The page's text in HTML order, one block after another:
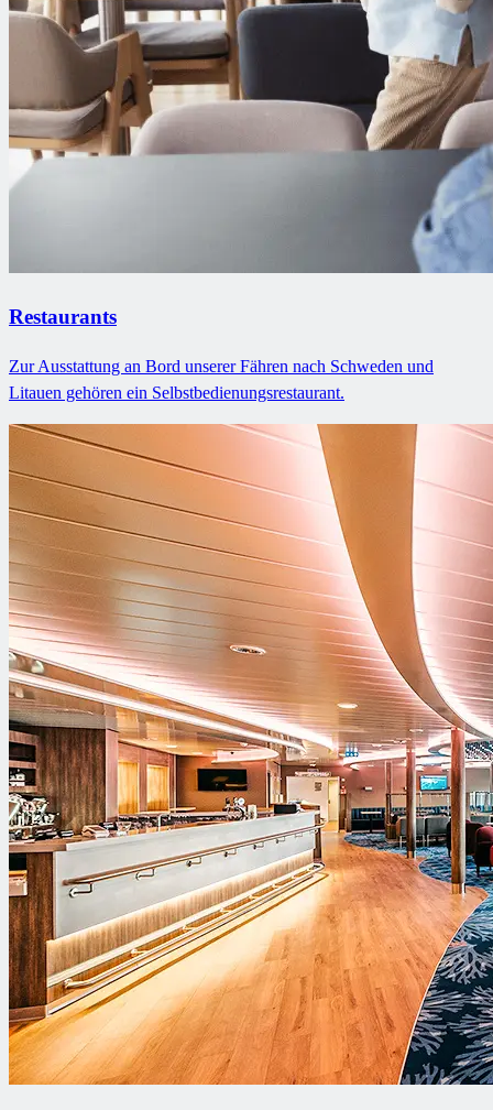
Restaurants
Zur Ausstattung an Bord unserer Fähren nach Schweden und
Litauen gehören ein Selbstbedienungsrestaurant.